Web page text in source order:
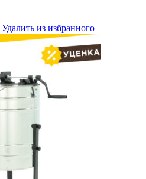
Удалить из избранного